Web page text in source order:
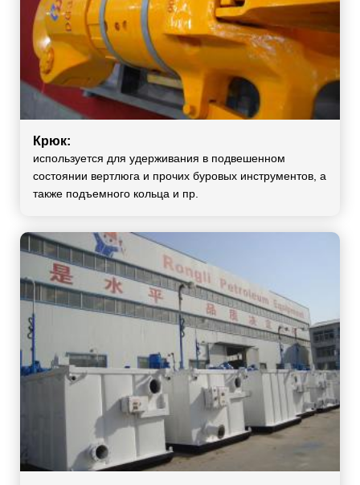
Крюк:
используется для удерживания в подвешенном
состоянии вертлюга и прочих буровых инструментов, а
также подъемного кольца и пр.